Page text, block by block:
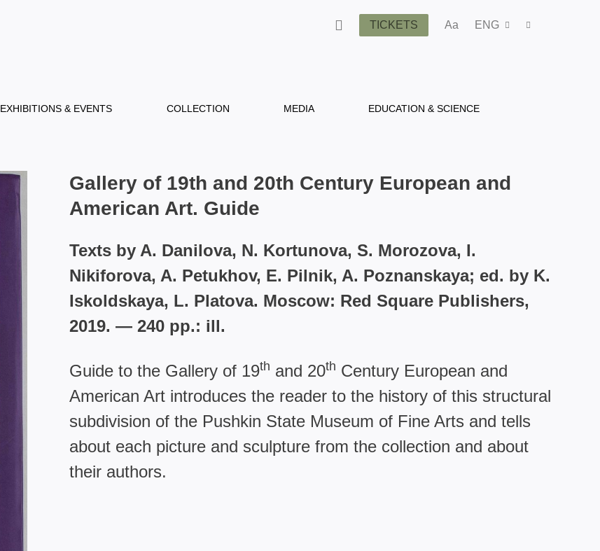
TICKETS Aa ENG
EXHIBITIONS & EVENTS COLLECTION MEDIA EDUCATION & SCIENCE
Gallery of 19th and 20th Century European and
American Art. Guide
Texts by A. Danilova, N. Kortunova, S. Morozova, I.
Nikiforova, A. Petukhov, E. Pilnik, A. Poznanskaya; ed. by K.
Iskoldskaya, L. Platova. Moscow: Red Square Publishers,
2019. — 240 pp.: ill.
Guide to the Gallery of 19th and 20th Century European and
American Art introduces the reader to the history of this structural
subdivision of the Pushkin State Museum of Fine Arts and tells
about each picture and sculpture from the collection and about
their authors.